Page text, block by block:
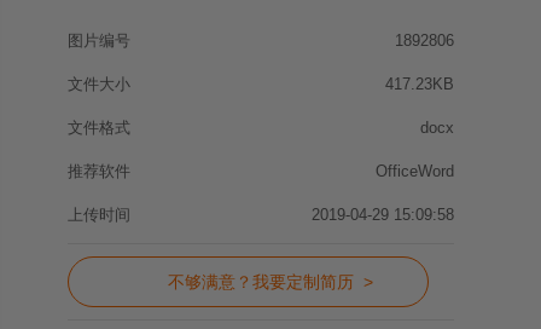
图片编号 1892806
文件大小 417.23KB
文件格式 docx
推荐软件 OfficeWord
上传时间 2019-04-29 15:09:58
不够满意？我要定制简历 >